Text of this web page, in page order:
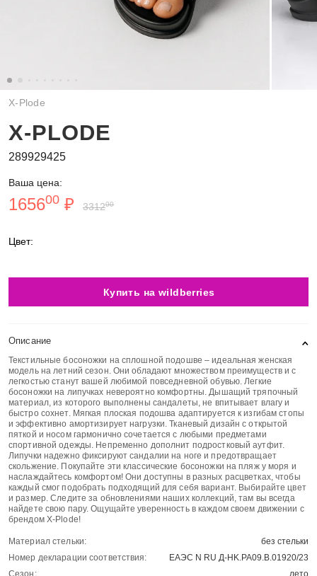
X-Plode
X-PLODE
289929425
Ваша цена:
165600 ₽ 331200
Цвет:
Купить на wildberries
Описание
Текстильные босоножки на сплошной подошве – идеальная женская
модель на летний сезон. Они обладают множеством преимуществ и с
легкостью станут вашей любимой повседневной обувью. Легкие
босоножки на липучках невероятно комфортны. Дышащий тряпочный
материал, из которого выполнены сандалеты, не впитывает влагу и
быстро сохнет. Мягкая плоская подошва адаптируется к изгибам стопы
и эффективно амортизирует нагрузки. Тканевый дизайн с открытой
пяткой и носом гармонично сочетается с любыми предметами
спортивной одежды. Непременно дополнит подростковый аутфит.
Липучки надежно фиксируют сандалии на ноге и предотвращает
скольжение. Покупайте эти классические босоножки на пляж у моря и
наслаждайтесь комфортом! Они доступны в разных расцветках, чтобы
каждый смог подобрать подходящий для себя вариант. Выбирайте цвет
и размер. Следите за обновлениями наших коллекций, там вы всегда
найдете свою пару. Ощущайте уверенность в каждом своем движении с
брендом X-Plode!
Материал стельки:
без стельки
Номер декларации соответствия:
ЕАЭС N RU Д-HK.РА09.В.01920/23